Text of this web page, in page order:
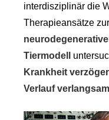
interdisziplinär die
Therapieansätze zur
Tiermodell
Krankheit
Verlauf